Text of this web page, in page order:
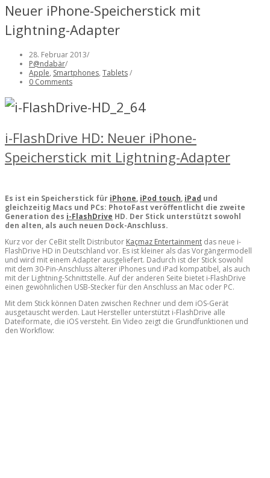
Neuer iPhone-Speicherstick mit
Lightning-Adapter
28. Februar 2013/
P@ndabär/
Apple, Smartphones, Tablets/
0 Comments
i-FlashDrive HD: Neuer iPhone-
Speicherstick mit Lightning-Adapter
Es ist ein Speicherstick für iPhone, iPod touch, iPad und
gleichzeitig Macs und PCs: PhotoFast veröffentlicht die zweite
Generation des i-FlashDrive HD. Der Stick unterstützt sowohl
den alten, als auch neuen Dock-Anschluss.
Kurz vor der CeBit stellt Distributor Kaçmaz Entertainment das neue i-
FlashDrive HD in Deutschland vor. Es ist kleiner als das Vorgängermodell
und wird mit einem Adapter ausgeliefert. Dadurch ist der Stick sowohl
mit dem 30-Pin-Anschluss älterer iPhones und iPad kompatibel, als auch
mit der Lightning-Schnittstelle. Auf der anderen Seite bietet i-FlashDrive
einen gewöhnlichen USB-Stecker für den Anschluss an Mac oder PC.
Mit dem Stick können Daten zwischen Rechner und dem iOS-Gerät
ausgetauscht werden. Laut Hersteller unterstützt i-FlashDrive alle
Dateiformate, die iOS versteht. Ein Video zeigt die Grundfunktionen und
den Workflow: